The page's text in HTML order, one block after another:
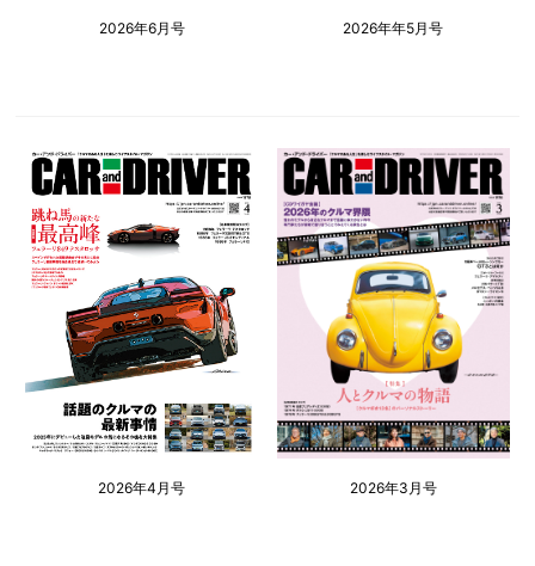
2026年6月号 2026年年5月号
2026年4月号 2026年3月号